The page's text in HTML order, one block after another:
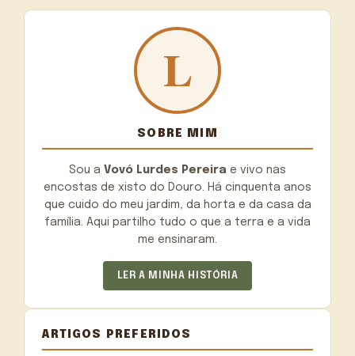
SOBRE MIM
Sou a Vovó Lurdes Pereira e vivo nas
encostas de xisto do Douro. Há cinquenta anos
que cuido do meu jardim, da horta e da casa da
família. Aqui partilho tudo o que a terra e a vida
me ensinaram.
LER A MINHA HISTÓRIA
ARTIGOS PREFERIDOS